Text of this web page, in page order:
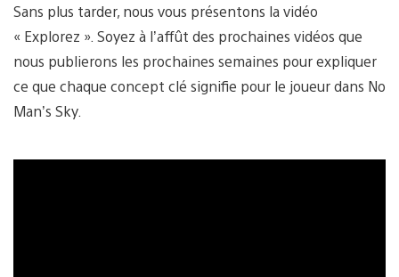
Sans plus tarder, nous vous présentons la vidéo
« Explorez ». Soyez à l’affût des prochaines vidéos que
nous publierons les prochaines semaines pour expliquer
ce que chaque concept clé signifie pour le joueur dans No
Man’s Sky.